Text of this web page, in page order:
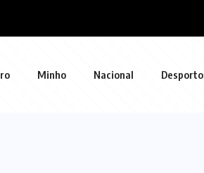
Minho Nacional Desporto